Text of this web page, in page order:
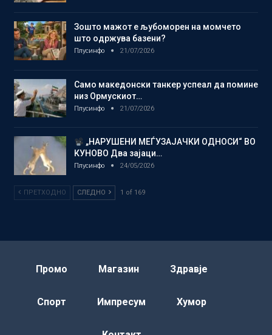
Зошто мажот е љубоморен на момчето
што одржува базени?
Плусинфо 21/07/2026
Само македонски танкер успеал да помине
низ Ормускиот…
Плусинфо 21/07/2026
„НАРУШЕНИ МЕЃУЗАЈАЧКИ ОДНОСИ“ ВО
КУНОВО Два зајаци…
Плусинфо 24/05/2026
ПРЕТХОДНО СЛЕДНО 1 of 169
Промо Магазин Здравје
Спорт Импресум Хумор